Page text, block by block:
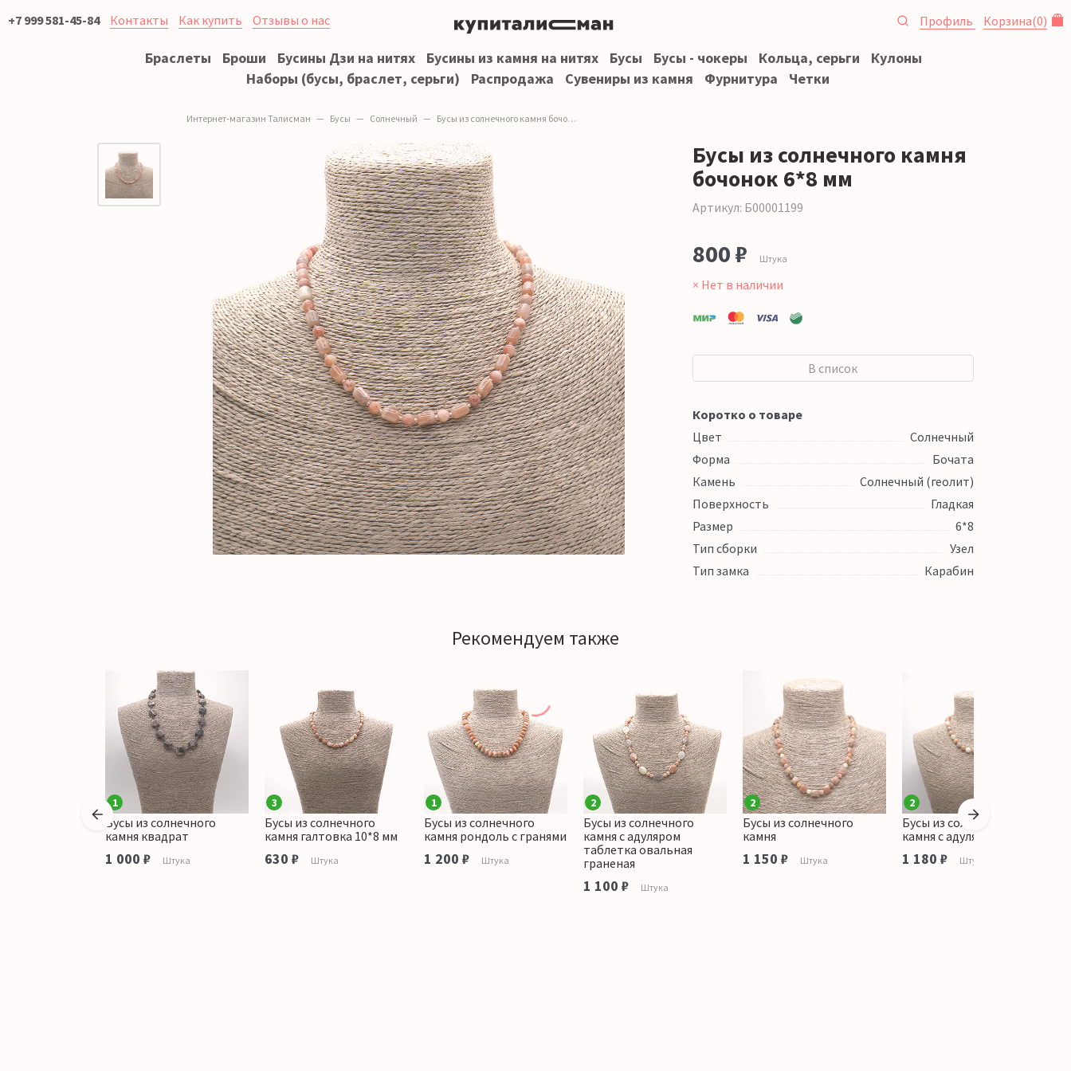
+7 999 581-45-84 Контакты Как купить Отзывы о нас Профиль Корзина(0)
Браслеты Броши Бусины Дзи на нитях Бусины из камня на нитях Бусы Бусы - чокеры Кольца, серьги
Кулоны
Наборы (бусы, браслет, серьги)
Распродажа Сувениры из камня Фурнитура Четки
Интернет-магазин Талисман Бусы Солнечный Бусы из солнечного камня бочонок 6*8 мм
Бусы из солнечного камня
бочонок 6*8 мм
Артикул: Б00001199
800 ₽ Штука
× Нет в наличии
В список
Коротко о товаре
Цвет
Солнечный
Форма
Бочата
Камень
Солнечный (геолит)
Поверхность
Гладкая
Размер
6*8
Тип сборки
Узел
Тип замка
Карабин
Рекомендуем также
1
Бусы из солнечного
камня квадрат
1 000 ₽ Штука
3
Бусы из солнечного
камня галтовка 10*8 мм
630 ₽ Штука
1
Бусы из солнечного
камня рондоль с гранями
1 200 ₽ Штука
2
Бусы из солнечного
камня с адуляром
таблетка овальная
граненая
1 100 ₽ Штука
2
Бусы из солнечного
камня
1 150 ₽ Штука
2
Бусы из солнечного
камня с адуляром 10мм
1 180 ₽ Штука